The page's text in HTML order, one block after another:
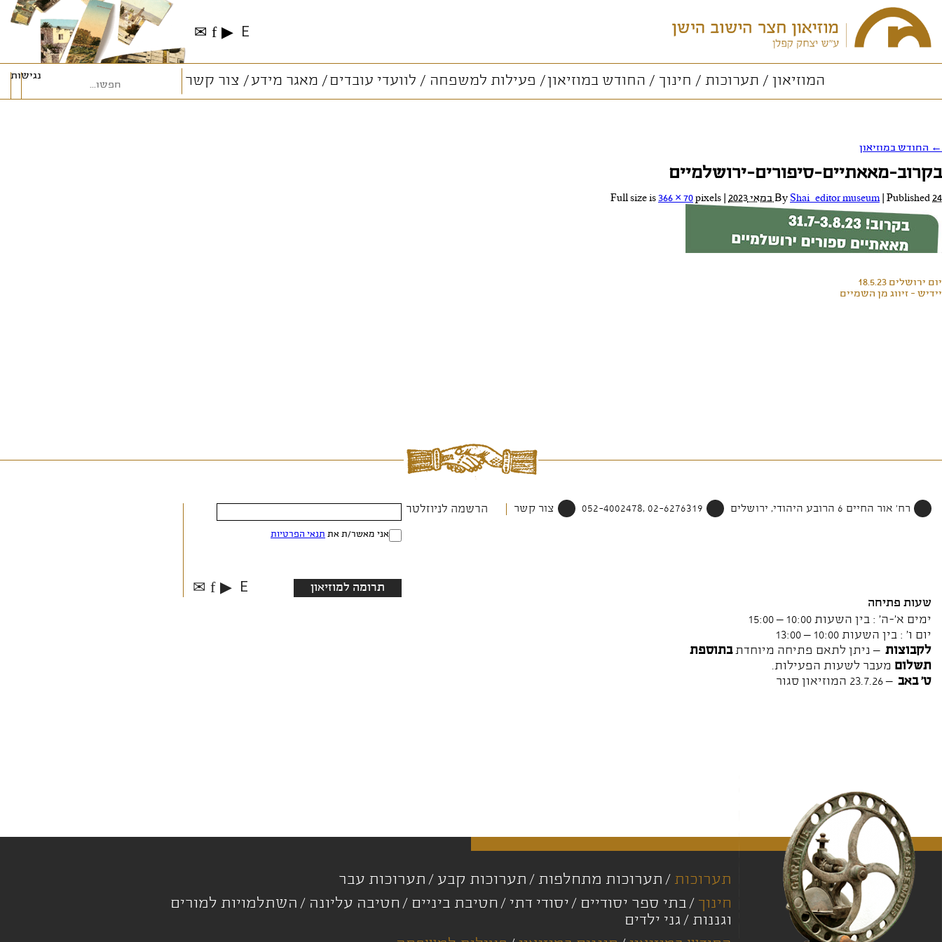
E
▶
f
✉
המוזיאון תערוכות חינוך החודש במוזיאון פעילות למשפחה לוועדי עובדים מאגר מידע צור קשר נגישות
← החודש במוזיאון
בקרוב-מאאתיים-סיפורים-ירושלמיים
By Shai_editor museum Published24 במאי 2023 366 × 70pixels
יום ירושלים 18.5.23
יידיש - זיווג מן השמיים
רח' אור החיים 6 הרובע היהודי, ירושלים 02-6276319 ,052-4002478 צור קשר הרשמה לניוזלטר
אני מאשר/ת את תנאי הפרטיות
תרומה למוזיאון E
▶
f
✉
שעות פתיחה
ימים א'-ה' : בין השעות 10:00 – 15:00
יום ו' : בין השעות 10:00 – 13:00
לקבוצות – ניתן לתאם פתיחה מיוחדתבתוספת
תשלום מעבר לשעות הפעילות.
ט' באב– 23.7.26 המוזיאון סגור
תערוכות תערוכות מתחלפות תערוכות קבע
תערוכות עבר
חינוך
בתי ספר יסודיים יסודי דתי חטיבת ביניים חטיבה עליונה
השתלמויות למורים
וגננות
גני ילדים